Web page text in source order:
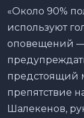
«Около 90%
используют
оповещений —
предстоящий
препятствие
Шалекенов,